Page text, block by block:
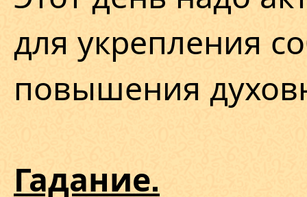
для укрепления
повышения
Гадание.